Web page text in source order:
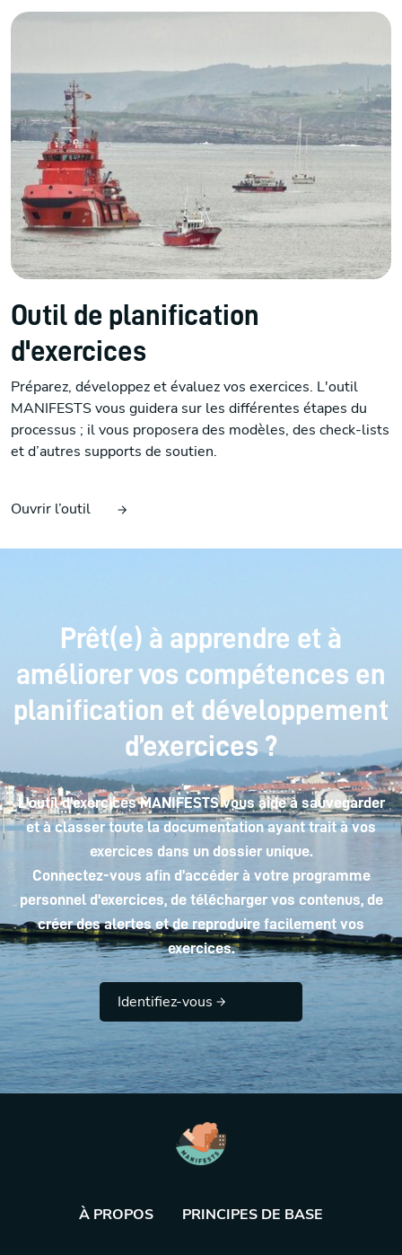
Outil de planification
d'exercices
Préparez, développez et évaluez vos exercices. L'outil
MANIFESTS vous guidera sur les différentes étapes du
processus ; il vous proposera des modèles, des check-lists
et d’autres supports de soutien.
Ouvrir l’outil
Prêt(e) à apprendre et à
améliorer vos compétences en
planification et développement
d’exercices ?
L'outil d'exercices MANIFESTS vous aide à sauvegarder
et à classer toute la documentation ayant trait à vos
exercices dans un dossier unique.
Connectez-vous afin d’accéder à votre programme
personnel d'exercices, de télécharger vos contenus, de
créer des alertes et de reproduire facilement vos
exercices.
Identifiez-vous
À PROPOS PRINCIPES DE BASE